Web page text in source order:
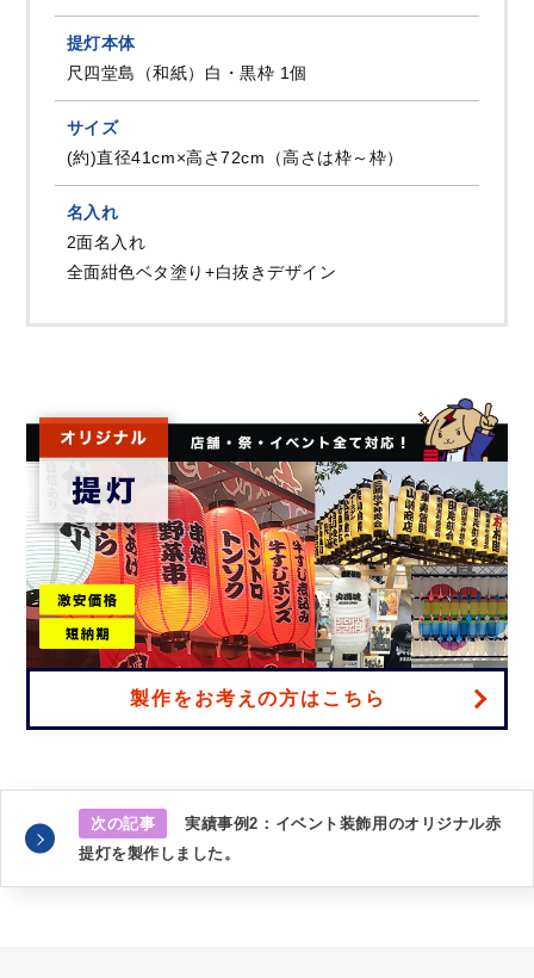
提灯本体
尺四堂島（和紙）白・黒枠 1個
サイズ
(約)直径41cm×高さ72cm（高さは枠～枠）
名入れ
2面名入れ
全面紺色ベタ塗り+白抜きデザイン
製作をお考えの方はこちら
次の記事
実績事例2：イベント装飾用のオリジナル赤
提灯を製作しました。